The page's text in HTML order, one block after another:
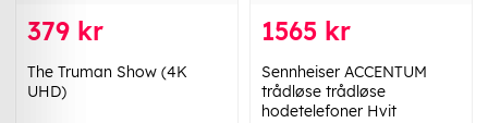
379 kr
The Truman Show (4K
UHD)
1565 kr
Sennheiser ACCENTUM
trådløse trådløse
hodetelefoner Hvit